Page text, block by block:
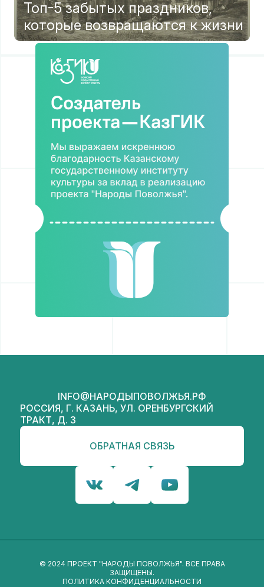
Топ-5 забытых праздников,
которые возвращаются к жизни
INFO@НАРОДЫПОВОЛЖЬЯ.РФ
РОССИЯ, Г. КАЗАНЬ, УЛ. ОРЕНБУРГСКИЙ
ТРАКТ, Д. 3
ОБРАТНАЯ СВЯЗЬ
© 2024 ПРОЕКТ "НАРОДЫ ПОВОЛЖЬЯ". ВСЕ ПРАВА
ЗАЩИЩЕНЫ.
ПОЛИТИКА КОНФИДЕНЦИАЛЬНОСТИ